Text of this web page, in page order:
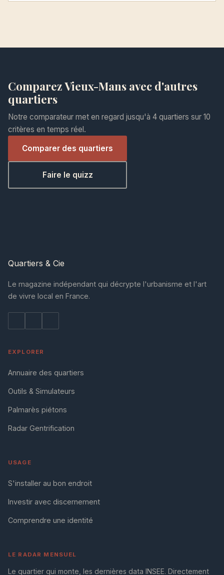
Comparez Vieux-Mans avec d'autres
quartiers
Notre comparateur met en regard jusqu'à 4 quartiers sur 10
critères en temps réel.
Comparer des quartiers
Faire le quizz
Quartiers & Cie
Le magazine indépendant qui décrypte l'urbanisme et l'art
de vivre local en France.
EXPLORER
Annuaire des quartiers
Outils & Simulateurs
Palmarès piétons
Radar Gentrification
USAGE
S'installer au bon endroit
Investir avec discernement
Comprendre une identité
LE RADAR MENSUEL
Le quartier qui monte, les dernières data INSEE. Directement